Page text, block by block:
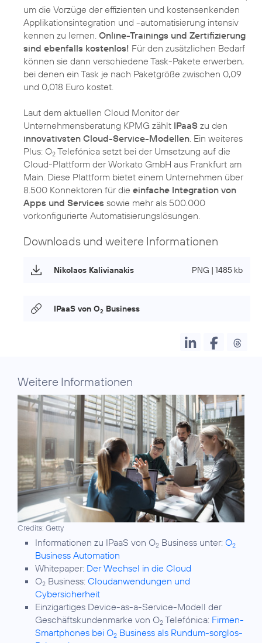
um die Vorzüge der effizienten und kostensenkenden
Applikationsintegration und -automatisierung intensiv
kennen zu lernen. Online-Trainings und Zertifizierung
sind ebenfalls kostenlos! Für den zusätzlichen Bedarf
können sie dann verschiedene Task-Pakete erwerben,
bei denen ein Task je nach Paketgröße zwischen 0,09
und 0,018 Euro kostet.
Laut dem aktuellen Cloud Monitor der
Unternehmensberatung KPMG zählt IPaaS zu den
innovativsten Cloud-Service-Modellen . Ein weiteres
Plus: O2 Telefónica setzt bei der Umsetzung auf die
Cloud-Plattform der Workato GmbH aus Frankfurt am
Main. Diese Plattform bietet einem Unternehmen über
8.500 Konnektoren für die einfache Integration von
Apps und Services sowie mehr als 500.000
vorkonfigurierte Automatisierungslösungen.
Downloads und weitere Informationen
Nikolaos Kalivianakis PNG | 1485 kb
IPaaS von O2 Business
Weitere Informationen
Credits: Getty
Informationen zu IPaaS von O2 Business unter: O2
Business Automation
Whitepaper: Der Wechsel in die Cloud
O2 Business: Cloudanwendungen und
Cybersicherheit
Einzigartiges Device-as-a-Service-Modell der
Geschäftskundenmarke von O2 Telefónica: Firmen-
Smartphones bei O2 Business als Rundum-sorglos-